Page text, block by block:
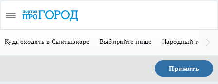
Куда сходить в Сыктывкаре Выбирайте наше Народный герой
Принять